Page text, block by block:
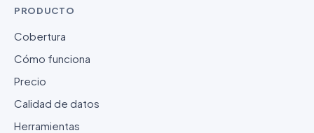
PRODUCTO
Cobertura
Cómo funciona
Precio
Calidad de datos
Herramientas